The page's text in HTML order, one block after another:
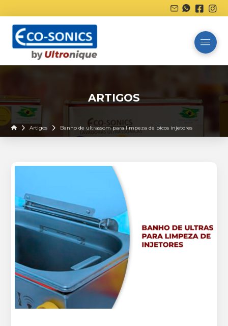
ARTIGOS
HomeArtigos Banho de ultrassom para limpeza de bicos injetores